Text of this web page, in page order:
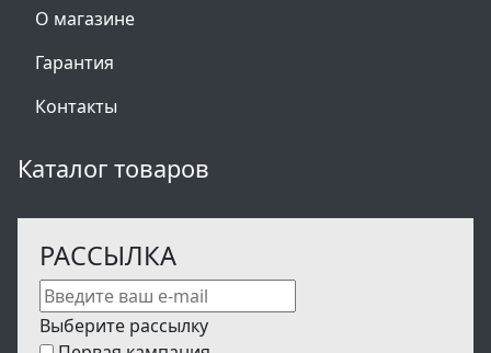
О магазине
Гарантия
Контакты
Каталог товаров
РАССЫЛКА
Выберите рассылку